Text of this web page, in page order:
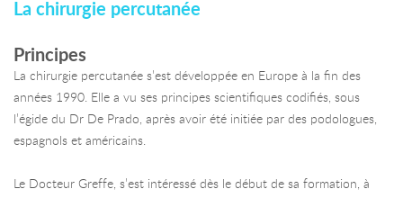
La chirurgie percutanée
Principes
La chirurgie percutanée s’est développée en Europe à la fin des
années 1990. Elle a vu ses principes scientifiques codifiés, sous
l’égide du Dr De Prado, après avoir été initiée par des podologues,
espagnols et américains.
Le Docteur Greffe, s’est intéressé dès le début de sa formation, à